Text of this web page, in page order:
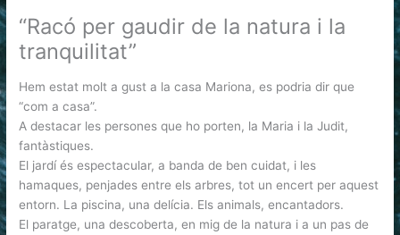
“Racó per gaudir de la natura i la
tranquilitat”
Hem estat molt a gust a la casa Mariona, es podria dir que
“com a casa”.
A destacar les persones que ho porten, la Maria i la Judit,
fantàstiques.
El jardí és espectacular, a banda de ben cuidat, i les
hamaques, penjades entre els arbres, tot un encert per aquest
entorn. La piscina, una delícia. Els animals, encantadors.
El paratge, una descoberta, en mig de la natura i a un pas de